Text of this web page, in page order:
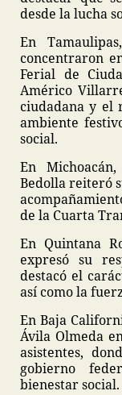
desde la lucha
En
concentraron
Ferial de
Américo
ciudadana y el
ambiente
social.
En
Bedolla reiteró
de la Cuarta
En Quintana
expresó su
destacó el
así como la
En Baja
Ávila Olmeda
asistentes,
gobierno
bienestar social.